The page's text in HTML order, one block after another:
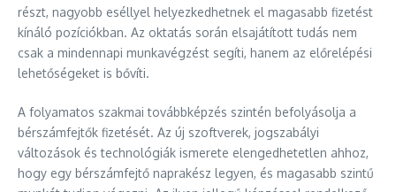
részt, nagyobb eséllyel helyezkedhetnek el magasabb fizetést
kínáló pozíciókban. Az oktatás során elsajátított tudás nem
csak a mindennapi munkavégzést segíti, hanem az előrelépési
lehetőségeket is bővíti.
A folyamatos szakmai továbbképzés szintén befolyásolja a
bérszámfejtők fizetését. Az új szoftverek, jogszabályi
változások és technológiák ismerete elengedhetetlen ahhoz,
hogy egy bérszámfejtő naprakész legyen, és magasabb szintű